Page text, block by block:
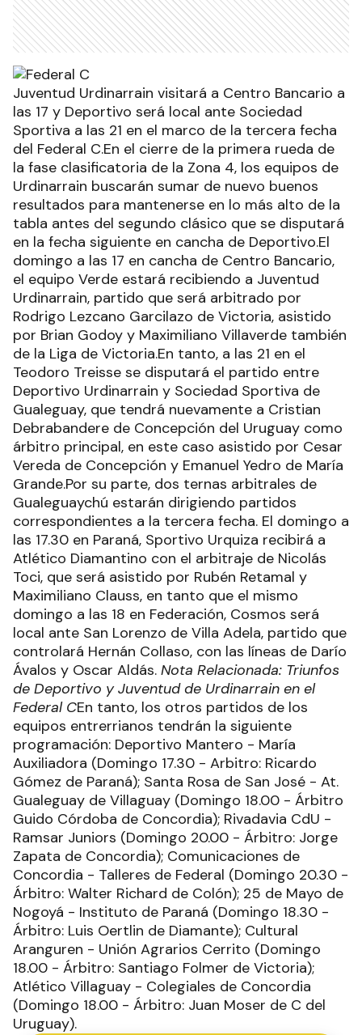
Juventud Urdinarrain visitará a Centro Bancario a
las 17 y Deportivo será local ante Sociedad
Sportiva a las 21 en el marco de la tercera fecha
del Federal C.En el cierre de la primera rueda de
la fase clasificatoria de la Zona 4, los equipos de
Urdinarrain buscarán sumar de nuevo buenos
resultados para mantenerse en lo más alto de la
tabla antes del segundo clásico que se disputará
en la fecha siguiente en cancha de Deportivo.El
domingo a las 17 en cancha de Centro Bancario,
el equipo Verde estará recibiendo a Juventud
Urdinarrain, partido que será arbitrado por
Rodrigo Lezcano Garcilazo de Victoria, asistido
por Brian Godoy y Maximiliano Villaverde también
de la Liga de Victoria.En tanto, a las 21 en el
Teodoro Treisse se disputará el partido entre
Deportivo Urdinarrain y Sociedad Sportiva de
Gualeguay, que tendrá nuevamente a Cristian
Debrabandere de Concepción del Uruguay como
árbitro principal, en este caso asistido por Cesar
Vereda de Concepción y Emanuel Yedro de María
Grande.Por su parte, dos ternas arbitrales de
Gualeguaychú estarán dirigiendo partidos
correspondientes a la tercera fecha. El domingo a
las 17.30 en Paraná, Sportivo Urquiza recibirá a
Atlético Diamantino con el arbitraje de Nicolás
Toci, que será asistido por Rubén Retamal y
Maximiliano Clauss, en tanto que el mismo
domingo a las 18 en Federación, Cosmos será
local ante San Lorenzo de Villa Adela, partido que
controlará Hernán Collaso, con las líneas de Darío
Ávalos y Oscar Aldás. Nota Relacionada: Triunfos
de Deportivo y Juventud de Urdinarrain en el
Federal CEn tanto, los otros partidos de los
equipos entrerrianos tendrán la siguiente
programación: Deportivo Mantero - María
Auxiliadora (Domingo 17.30 - Arbitro: Ricardo
Gómez de Paraná); Santa Rosa de San José - At.
Gualeguay de Villaguay (Domingo 18.00 - Árbitro
Guido Córdoba de Concordia); Rivadavia CdU -
Ramsar Juniors (Domingo 20.00 - Árbitro: Jorge
Zapata de Concordia); Comunicaciones de
Concordia - Talleres de Federal (Domingo 20.30 -
Árbitro: Walter Richard de Colón); 25 de Mayo de
Nogoyá - Instituto de Paraná (Domingo 18.30 -
Árbitro: Luis Oertlin de Diamante); Cultural
Aranguren - Unión Agrarios Cerrito (Domingo
18.00 - Árbitro: Santiago Folmer de Victoria);
Atlético Villaguay - Colegiales de Concordia
(Domingo 18.00 - Árbitro: Juan Moser de C del
Uruguay).